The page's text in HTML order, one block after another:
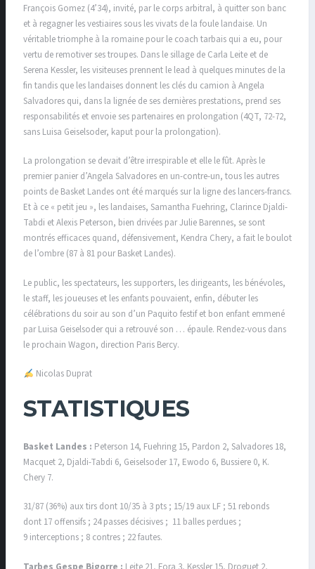
François Gomez (4’34), invité, par le corps arbitral, à quitter son banc
et à regagner les vestiaires sous les vivats de la foule landaise. Un
véritable triomphe à la romaine pour le coach tarbais qui a eu, pour
vertu de remotiver ses troupes. Dans le sillage de Carla Leite et de
Serena Kessler, les visiteuses prennent le lead à quelques minutes de la
fin tandis que les landaises donnent les clés du camion à Angela
Salvadores qui, dans la lignée de ses dernières prestations, prend ses
responsabilités et envoie ses partenaires en prolongation (4QT, 72-72,
sans Luisa Geiselsoder, kaput pour la prolongation).
La prolongation se devait d’être irrespirable et elle le fût. Après le
premier panier d’Angela Salvadores en un-contre-un, tous les autres
points de Basket Landes ont été marqués sur la ligne des lancers-francs.
Et à ce « petit jeu », les landaises, Samantha Fuehring, Clarince Djaldi-
Tabdi et Alexis Peterson, bien drivées par Julie Barennes, se sont
montrés efficaces quand, défensivement, Kendra Chery, a fait le boulot
de l’ombre (87 à 81 pour Basket Landes).
Le public, les spectateurs, les supporters, les dirigeants, les bénévoles,
le staff, les joueuses et les enfants pouvaient, enfin, débuter les
célébrations du soir au son d’un Paquito festif et bon enfant emmené
par Luisa Geiselsoder qui a retrouvé son … épaule. Rendez-vous dans
le prochain Wagon, direction Paris Bercy.
Nicolas Duprat
STATISTIQUES
Basket Landes : Peterson 14, Fuehring 15, Pardon 2, Salvadores 18,
Macquet 2, Djaldi-Tabdi 6, Geiselsoder 17, Ewodo 6, Bussiere 0, K.
Chery 7.
31/87 (36%) aux tirs dont 10/35 à 3 pts ; 15/19 aux LF ; 51 rebonds
dont 17 offensifs ; 24 passes décisives ; 11 balles perdues ;
9 interceptions ; 8 contres ; 22 fautes.